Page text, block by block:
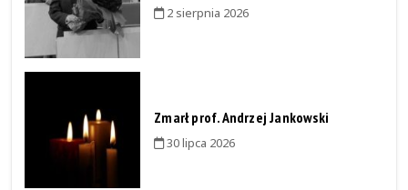
2 sierpnia 2026
Zmarł prof. Andrzej Jankowski
30 lipca 2026